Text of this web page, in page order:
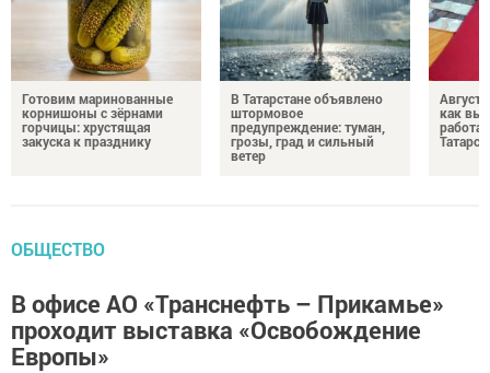
Готовим маринованные
корнишоны с зёрнами
горчицы: хрустящая
закуска к празднику
В Татарстане объявлено
штормовое
предупреждение: туман,
грозы, град и сильный
ветер
как
ОБЩЕСТВО
В офисе АО «Транснефть – Прикамье»
проходит выставка «Освобождение
Европы»